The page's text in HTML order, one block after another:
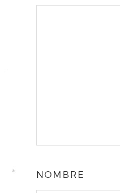
NOMBRE